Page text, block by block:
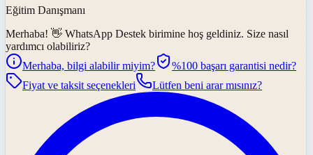
Eğitim Danışmanı
Merhaba! 👋 WhatsApp Destek birimine hoş geldiniz. Size nasıl
yardımcı olabiliriz?
Merhaba, bilgi alabilir miyim?
%100 başarı garantisi nedir?
Fiyat ve taksit seçenekleri
Lütfen beni arar mısınız?